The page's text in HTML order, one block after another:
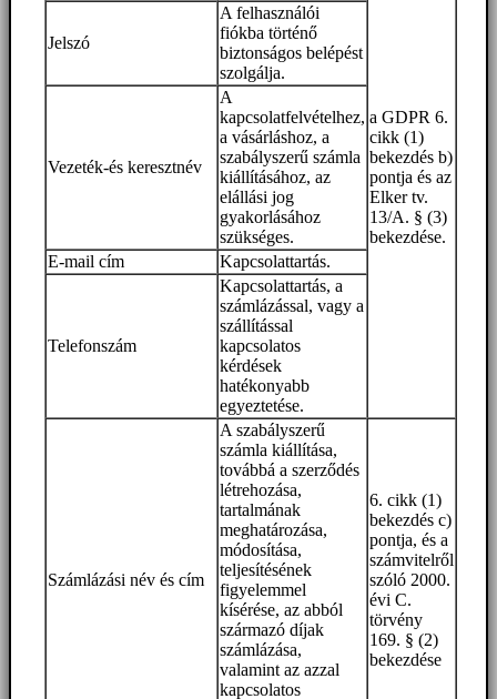
a GDPR 6.
cikk (1)
bekezdés b)
pontja és az
Elker tv.
13/A. § (3)
bekezdése.
Jelszó
A felhasználói
fiókba történő
biztonságos belépést
szolgálja.
Vezeték-és keresztnév
A
kapcsolatfelvételhez,
a vásárláshoz, a
szabályszerű számla
kiállításához, az
elállási jog
gyakorlásához
szükséges.
E-mail cím
Kapcsolattartás.
Telefonszám
Kapcsolattartás, a
számlázással, vagy a
szállítással
kapcsolatos
kérdések
hatékonyabb
egyeztetése.
Számlázási név és cím
A szabályszerű
számla kiállítása,
továbbá a szerződés
létrehozása,
tartalmának
meghatározása,
módosítása,
teljesítésének
figyelemmel
kísérése, az abból
származó díjak
számlázása,
valamint az azzal
kapcsolatos
6. cikk (1)
bekezdés c)
pontja, és a
számvitelről
szóló 2000.
évi C.
törvény
169. § (2)
bekezdése